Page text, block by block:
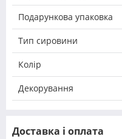
Подарункова упаковка
Тип сировини
Колір
Декорування
Доставка і оплата